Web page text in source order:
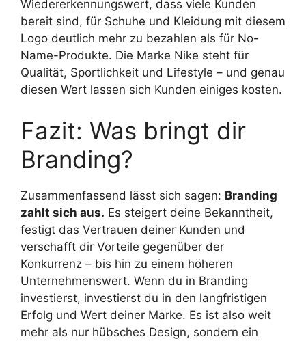
Wiedererkennungswert, dass viele Kunden
bereit sind, für Schuhe und Kleidung mit diesem
Logo deutlich mehr zu bezahlen als für No-
Name-Produkte. Die Marke Nike steht für
Qualität, Sportlichkeit und Lifestyle – und genau
diesen Wert lassen sich Kunden einiges kosten.
Fazit: Was bringt dir
Branding?
Zusammenfassend lässt sich sagen: Branding
zahlt sich aus. Es steigert deine Bekanntheit,
festigt das Vertrauen deiner Kunden und
verschafft dir Vorteile gegenüber der
Konkurrenz – bis hin zu einem höheren
Unternehmenswert. Wenn du in Branding
investierst, investierst du in den langfristigen
Erfolg und Wert deiner Marke. Es ist also weit
mehr als nur hübsches Design, sondern ein